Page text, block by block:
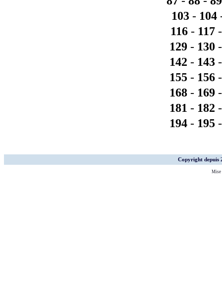
103- 104
116 - 117
129 - 130
142 - 143
155 - 156
168 - 169
181 - 182
194 - 195
Copyright depuis
Mise